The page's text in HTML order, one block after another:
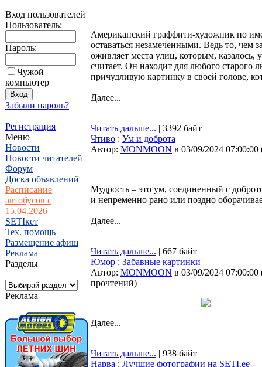
Вход пользователей
Пользователь:
Пароль:
Чужой
компьютер
Забыли пароль?
Регистрация
Меню
Новости
Новости читателей
Форум
Доска объявлений
Расписание
автобусов с
15.04.2026
SETIкет
Тех. помощь
Размещение афиш
Реклама
Разделы
Реклама
Американский граффити-художник по
оставаться незамеченными. Ведь то,
оживляет места улиц, которым,
считает. Он находит для любого
причудливую картинку в своей голове,
Далее...
Читать дальше... | 3392 байт
Чтиво : Ум и доброта
Автор: MONMOON в 03/09/2024 07:00:00
Мудрость – это ум, соединенный с
и непременно рано или поздно
Далее...
Читать дальше... | 667 байт
Юмор : Забавные картинки
Автор: MONMOON в 03/09/2024 07:00:00
прочтений)
Далее...
Читать дальше... | 938 байт
Нарва : Лучшие фотографии на SETI.ee